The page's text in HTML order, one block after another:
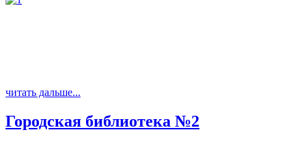
читать дальше...
Городская библиотека №2